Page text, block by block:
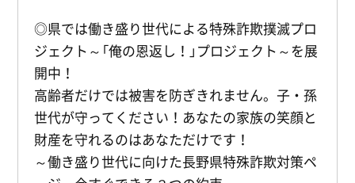
◎県では働き盛り世代による特殊詐欺撲滅プロ
ジェクト～「俺の恩返し！」プロジェクト～を展
開中！
高齢者だけでは被害を防ぎきれません。子・孫
世代が守ってください！あなたの家族の笑顔と
財産を守れるのはあなただけです！
～働き盛り世代に向けた長野県特殊詐欺対策ペ